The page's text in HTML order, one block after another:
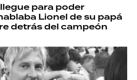
para poder
Lionel de su papá
detrás del campeón